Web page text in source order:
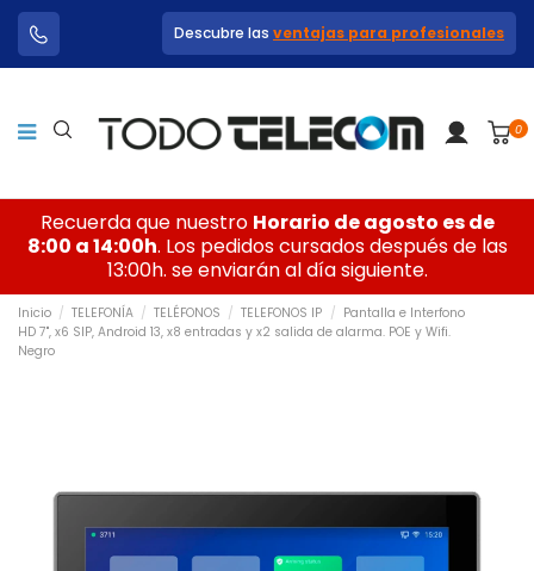
Descubre las ventajas para profesionales
0
Recuerda que nuestro Horario de agosto es de
8:00 a 14:00h. Los pedidos cursados después de las
13:00h. se enviarán al día siguiente.
Inicio TELEFONÍA TELÉFONOS TELEFONOS IP
Pantalla e Interfono
HD 7", x6 SIP, Android 13, x8 entradas y x2 salida de alarma. POE y Wifi.
Negro